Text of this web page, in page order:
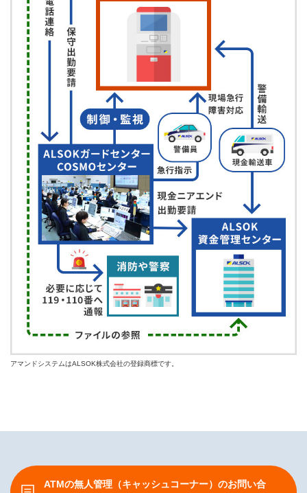
アマンドシステムはALSOK株式会社の登録商標です。
ATMの無人管理（キャッシュコーナー）のお問い合